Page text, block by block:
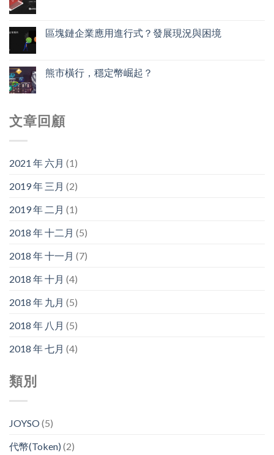
區塊鏈企業應用進行式？發展現況與困境
熊市橫行，穩定幣崛起？
文章回顧
2021 年 六月 (1)
2019 年 三月 (2)
2019 年 二月 (1)
2018 年 十二月 (5)
2018 年 十一月 (7)
2018 年 十月 (4)
2018 年 九月 (5)
2018 年 八月 (5)
2018 年 七月 (4)
類別
JOYSO(5)
代幣(Token) (2)